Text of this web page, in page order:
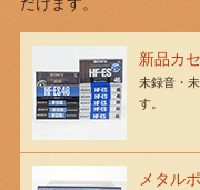
だけます。
新品カ
未録音・
す。
メタル